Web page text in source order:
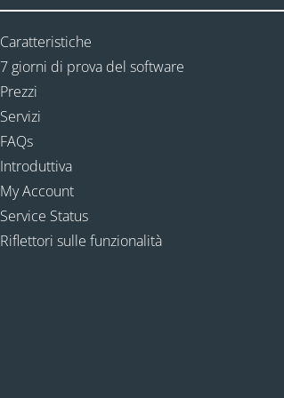
Caratteristiche
7 giorni di prova del software
Prezzi
Servizi
FAQs
Introduttiva
My Account
Service Status
Riflettori sulle funzionalità